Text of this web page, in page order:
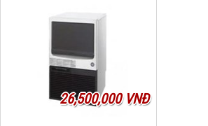
26,500,000 VNĐ